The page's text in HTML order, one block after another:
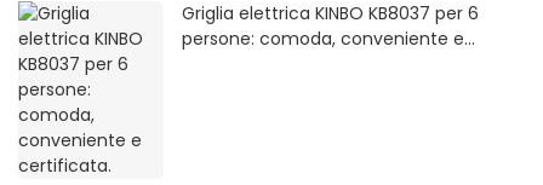
Griglia elettrica KINBO KB8037 per 6
persone: comoda, conveniente e